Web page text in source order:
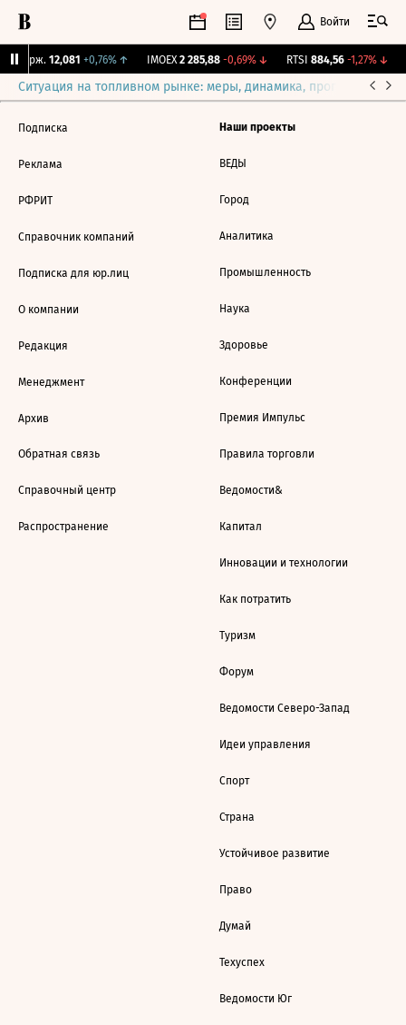
Войти
Бирж. 12,081 +0,76%↑ IMOEX 2 285,88 -0,69%↓ RTSI 884,56 -1,27%↓
Ситуация на топливном рынке: меры, динамика, прогнозы
Подписка
Реклама
РФРИТ
Справочник компаний
Подписка для юр.лиц
О компании
Редакция
Менеджмент
Архив
Обратная связь
Справочный центр
Распространение
Наши проекты
ВЕДЫ
Город
Аналитика
Промышленность
Наука
Здоровье
Конференции
Премия Импульс
Правила торговли
Ведомости&
Капитал
Инновации и технологии
Как потратить
Туризм
Форум
Ведомости Северо-Запад
Идеи управления
Спорт
Страна
Устойчивое развитие
Право
Думай
Техуспех
Ведомости Юг